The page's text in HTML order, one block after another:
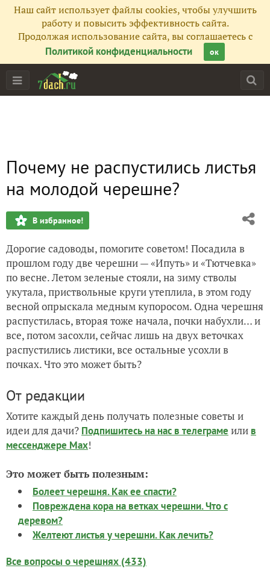
Наш сайт использует файлы cookies, чтобы улучшить
работу и повысить эффективность сайта.
Продолжая использование сайта, вы соглашаетесь с
Политикой конфиденциальности
ок
Почему не распустились листья
на молодой черешне?
В избранное!
Дорогие садоводы, помогите советом! Посадила в
прошлом году две черешни — «Ипуть» и «Тютчевка»
по весне. Летом зеленые стояли, на зиму стволы
укутала, приствольные круги утеплила, в этом году
весной опрыскала медным купоросом. Одна черешня
распустилась, вторая тоже начала, почки набухли… и
все, потом засохли, сейчас лишь на двух веточках
распустились листики, все остальные усохли в
почках. Что это может быть?
От редакции
Хотите каждый день получать полезные советы и
идеи для дачи? Подпишитесь на нас в телеграме или в
мессенджере Max!
Это может быть полезным:
Болеет черешня. Как ее спасти?
Повреждена кора на ветках черешни. Что с
деревом?
Желтеют листья у черешни. Как лечить?
Все вопросы о черешнях (433)